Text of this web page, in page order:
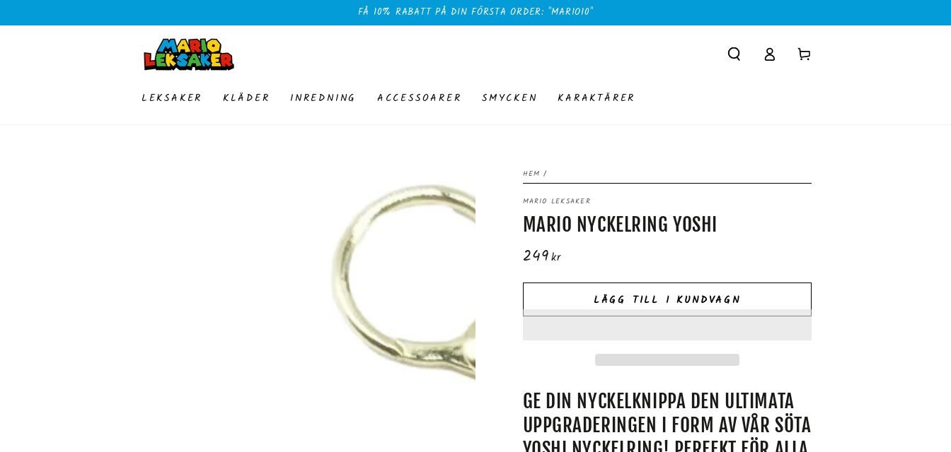
FÅ 10% RABATT PÅ DIN FÖRSTA ORDER: "MARIO10"
LEKSAKER KLÄDER INREDNING ACCESSOARER SMYCKEN KARAKTÄRER
Logga
Kundvagn
HEM /
MARIO LEKSAKER
MARIO NYCKELRING YOSHI
Ordinarie
249kr
LÄGG TILL I KUNDVAGN
GE DIN NYCKELKNIPPA DEN ULTIMATA
UPPGRADERINGEN I FORM AV VÅR SÖTA